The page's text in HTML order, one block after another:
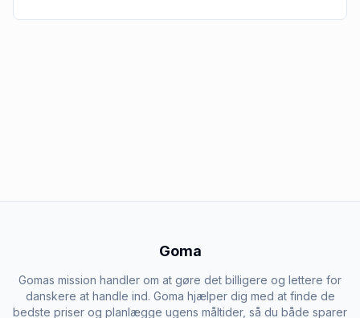
Goma
Gomas mission handler om at gøre det billigere og lettere for
danskere at handle ind. Goma hjælper dig med at finde de
bedste priser og planlægge ugens måltider, så du både sparer